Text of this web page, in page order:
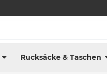
Rucksäcke & Taschen